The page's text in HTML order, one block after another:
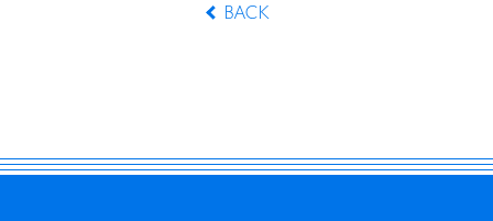
BACK